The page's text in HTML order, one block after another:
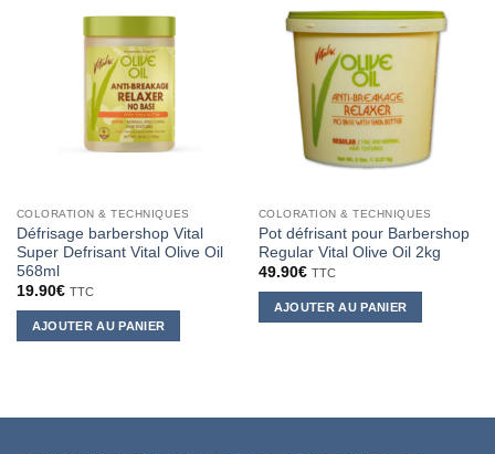
COLORATION & TECHNIQUES
Défrisage barbershop Vital
Super Defrisant Vital Olive Oil
568ml
19.90€ TTC
AJOUTER AU PANIER
COLORATION & TECHNIQUES
Pot défrisant pour Barbershop
Regular Vital Olive Oil 2kg
49.90€ TTC
AJOUTER AU PANIER